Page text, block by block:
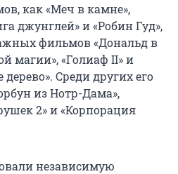
как «Меч в камне»,
джунглей» и «Робин Гуд»,
фильмов «Дональд в
магии», «Голиаф II» и
Среди других его
из Нотр-Дама»,
2» и «Корпорация
независимую